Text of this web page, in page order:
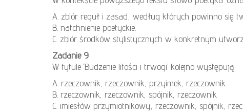
A. zbiór reguł i zasad, według których powinno się
B. natchnienie poetyckie.
C. zbiór środków stylistycznych w konkretnym
Zadanie 9
W tytule ‘Budzenie litości i trwogi’ kolejno występują
A. rzeczownik, rzeczownik, przyimek, rzeczownik.
B. rzeczownik, rzeczownik, spójnik, rzeczownik.
C. imiesłów przymiotnikowy, rzeczownik, spójnik,